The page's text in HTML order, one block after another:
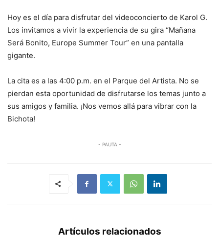
Hoy es el día para disfrutar del videoconcierto de Karol G.
Los invitamos a vivir la experiencia de su gira “Mañana
Será Bonito, Europe Summer Tour” en una pantalla
gigante.
La cita es a las 4:00 p.m. en el Parque del Artista. No se
pierdan esta oportunidad de disfrutarse los temas junto a
sus amigos y familia. ¡Nos vemos allá para vibrar con la
Bichota!
- PAUTA -
Artículos relacionados